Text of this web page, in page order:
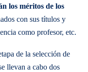
los méritos de los
con sus títulos y
como profesor, etc.
de la selección de
llevan a cabo dos